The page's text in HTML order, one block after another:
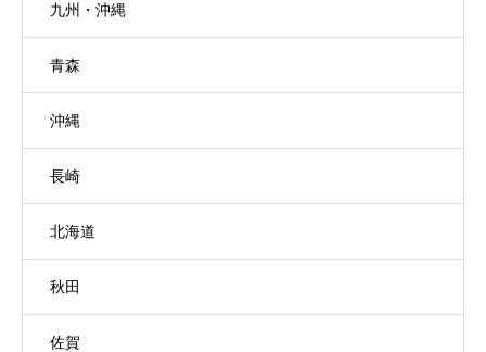
九州・沖縄
青森
沖縄
長崎
北海道
秋田
佐賀